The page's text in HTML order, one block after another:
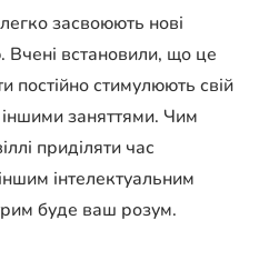
засвоюють нові
Вчені встановили, що це
постійно стимулюють свій
заняттями. Чим
приділяти час
інтелектуальним
буде ваш розум.